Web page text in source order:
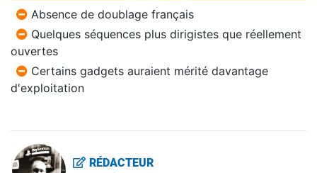
Absence de doublage français
Quelques séquences plus dirigistes que réellement
ouvertes
Certains gadgets auraient mérité davantage
d'exploitation
RÉDACTEUR